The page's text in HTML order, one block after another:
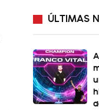
ÚLTIMAS